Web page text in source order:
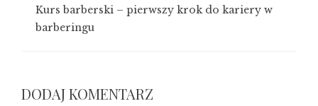
Kurs barberski – pierwszy krok do kariery w
barberingu
DODAJ KOMENTARZ